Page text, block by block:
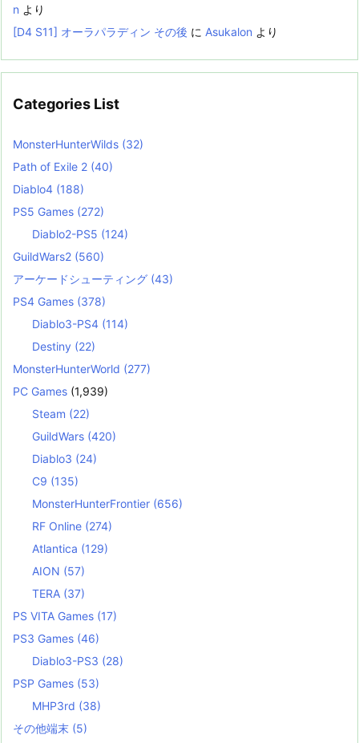
n より
[D4 S11] オーラパラディン その後 に Asukalon より
Categories List
MonsterHunterWilds (32)
Path of Exile 2 (40)
Diablo4 (188)
PS5 Games (272)
Diablo2-PS5 (124)
GuildWars2 (560)
アーケードシューティング (43)
PS4 Games (378)
Diablo3-PS4 (114)
Destiny (22)
MonsterHunterWorld (277)
PC Games (1,939)
Steam (22)
GuildWars (420)
Diablo3 (24)
C9 (135)
MonsterHunterFrontier (656)
RF Online (274)
Atlantica (129)
AION (57)
TERA (37)
PS VITA Games (17)
PS3 Games (46)
Diablo3-PS3 (28)
PSP Games (53)
MHP3rd (38)
その他端末 (5)